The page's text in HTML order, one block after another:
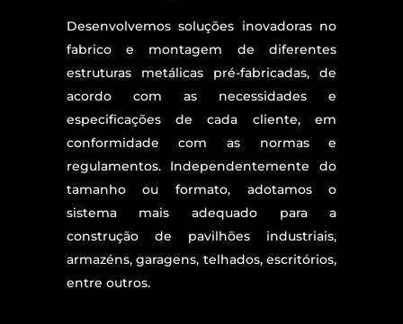
Desenvolvemos soluções inovadoras no
fabrico e montagem de diferentes
estruturas metálicas pré-fabricadas, de
acordo com as necessidades e
especificações de cada cliente, em
conformidade com as normas e
regulamentos. Independentemente do
tamanho ou formato, adotamos o
sistema mais adequado para a
construção de pavilhões industriais,
armazéns, garagens, telhados, escritórios,
entre outros.